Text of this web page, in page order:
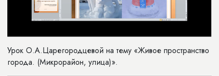
Урок О.А.Царегородцевой на тему «Живое пространство
города. (Микрорайон, улица)».